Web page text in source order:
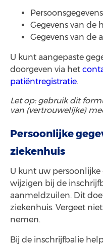
Gegevens van de
Gegevens van de
U kunt aangepaste
doorgeven via het
patiëntregistratie.
Let op: gebruik dit
van (vertrouwelijke)
Persoonlijke
ziekenhuis
U kunt uw persoonlijke
wijzigen bij de
aanmeldzuilen. Dit
ziekenhuis. Vergeet
nemen.
Bij de inschrijfbalie